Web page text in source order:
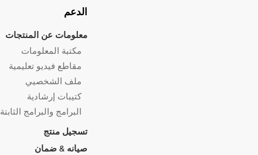
الدعم
معلومات عن المنتجات
مكتبة المعلومات
مقاطع فيديو تعليمية
ملف الشخصيي
كتيبات إرشادية
البرامج والبرامج الثابتة
تسجيل منتج
صيانه & ضمان